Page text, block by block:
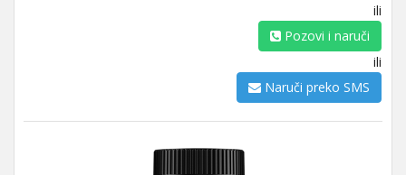
ili
Pozovi i naruči
ili
Naruči preko SMS